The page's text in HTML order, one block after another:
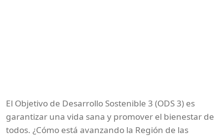
El Objetivo de Desarrollo Sostenible 3 (ODS 3) es
garantizar una vida sana y promover el bienestar de
todos. ¿Cómo está avanzando la Región de las